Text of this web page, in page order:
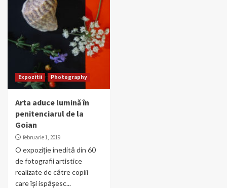
Expozitii Photography
Arta aduce lumină în
penitenciarul de la
Goian
februarie 1, 2019
O expoziție inedită din 60
de fotografii artistice
realizate de către copiii
care își ispășesc...